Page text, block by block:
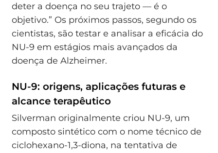
deter a doença no seu trajeto — é o
objetivo.” Os próximos passos, segundo os
cientistas, são testar e analisar a eficácia do
NU-9 em estágios mais avançados da
doença de Alzheimer.
NU-9: origens, aplicações futuras e
alcance terapêutico
Silverman originalmente criou NU-9, um
composto sintético com o nome técnico de
ciclohexano-1,3-diona, na tentativa de